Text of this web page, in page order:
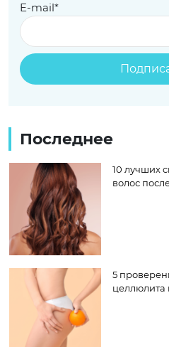
E-mail*
Последнее
10 лучших
волос
5
целлюлита